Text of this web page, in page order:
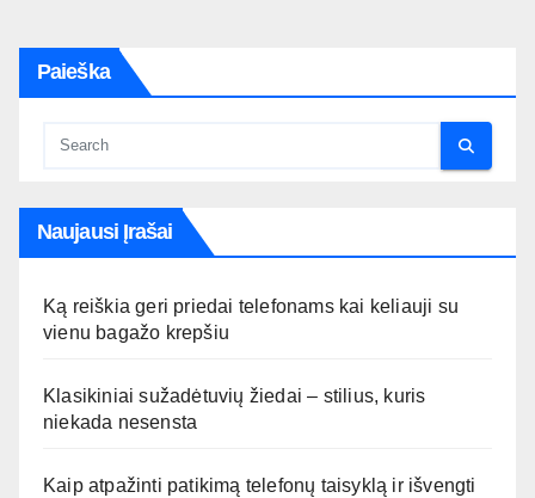
Paieška
Naujausi Įrašai
Ką reiškia geri priedai telefonams kai keliauji su
vienu bagažo krepšiu
Klasikiniai sužadėtuvių žiedai – stilius, kuris
niekada nesensta
Kaip atpažinti patikimą telefonų taisyklą ir išvengti